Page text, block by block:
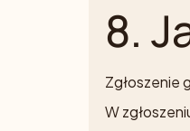
8.
Zgłoszenie
W